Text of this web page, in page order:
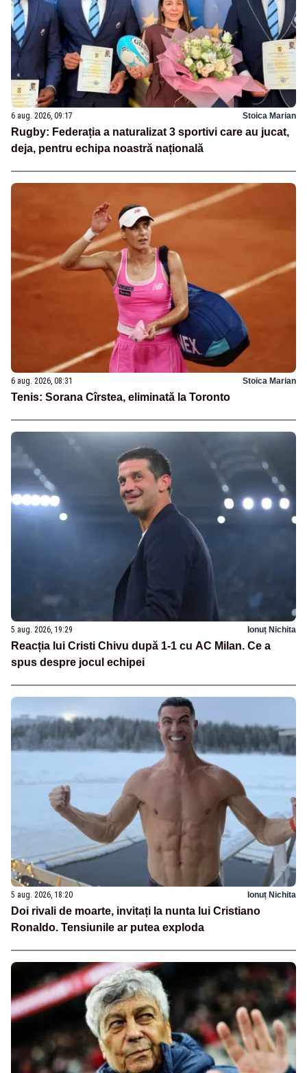
6 aug. 2026, 09:17 Stoica Marian
Rugby: Federația a naturalizat 3 sportivi care au jucat,
deja, pentru echipa noastră națională
6 aug. 2026, 08:31 Stoica Marian
Tenis: Sorana Cîrstea, eliminată la Toronto
5 aug. 2026, 19:29 Ionuț Nichita
Reacția lui Cristi Chivu după 1-1 cu AC Milan. Ce a
spus despre jocul echipei
5 aug. 2026, 18:20 Ionuț Nichita
Doi rivali de moarte, invitați la nunta lui Cristiano
Ronaldo. Tensiunile ar putea exploda